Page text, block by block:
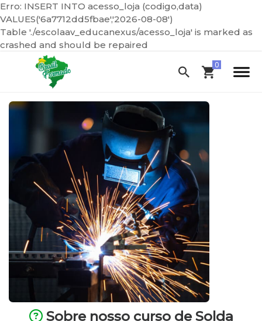
Erro: INSERT INTO acesso_loja (codigo,data)
VALUES('6a7712dd5fbae','2026-08-08')
Table './escolaav_educanexus/acesso_loja' is marked as
crashed and should be repaired
Sobre nosso curso de Solda